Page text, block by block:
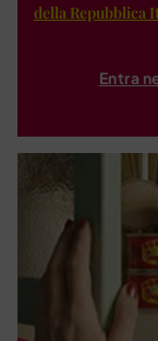
della Repubblica
Entra